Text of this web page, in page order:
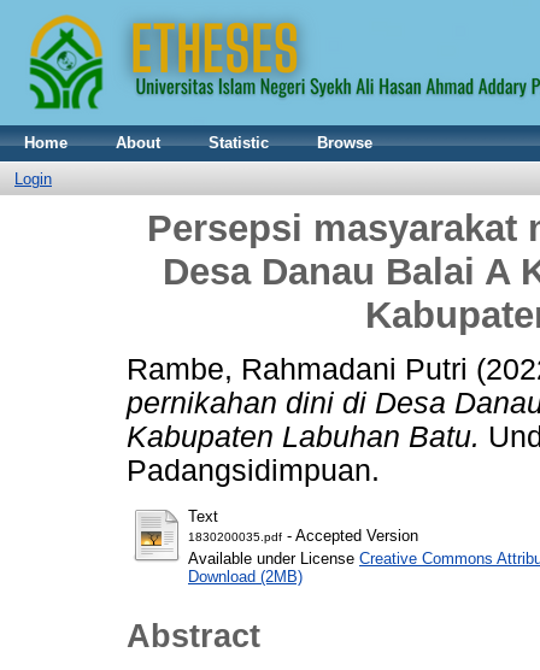
Home About Statistic
Browse
Login
Persepsi masyarakat
Desa Danau Balai A
Rambe, Rahmadani Putri
pernikahan dini di Desa
Kabupaten Labuhan Batu.
Padangsidimpuan.
Text
1830200035.pdf - Accepted Version
Available under License Creative Commons
Download (2MB)
Abstract